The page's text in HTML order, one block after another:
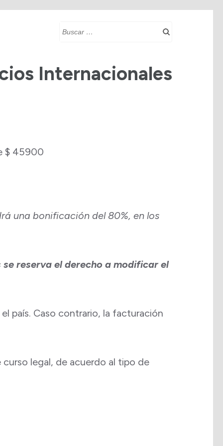
Buscar:
Internacionales
$ 45900
una bonificación del 80%, en los
reserva el derecho a modificar el
país. Caso contrario, la facturación
legal, de acuerdo al tipo de